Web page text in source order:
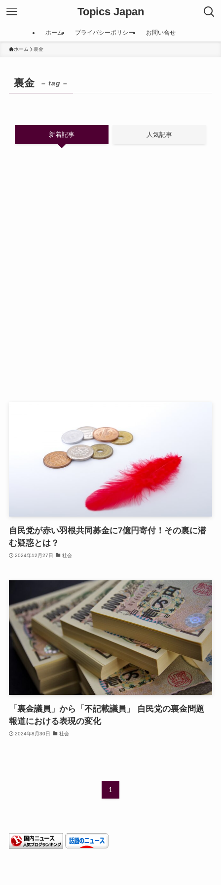
Topics Japan
ホーム プライバシーポリシー お問い合せ
ホーム 裏金
裏金 – tag –
新着記事 人気記事
自民党が赤い羽根共同募金に7億円寄付！その裏に潜
む疑惑とは？
2024年12月27日 社会
「裏金議員」から「不記載議員」 自民党の裏金問題
報道における表現の変化
2024年8月30日 社会
1